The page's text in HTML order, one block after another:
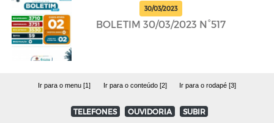
30/03/2023
BOLETIM 30/03/2023 N°517
Ir para o menu [1] Ir para o conteúdo [2] Ir para o rodapé [3]
TELEFONES OUVIDORIA SUBIR